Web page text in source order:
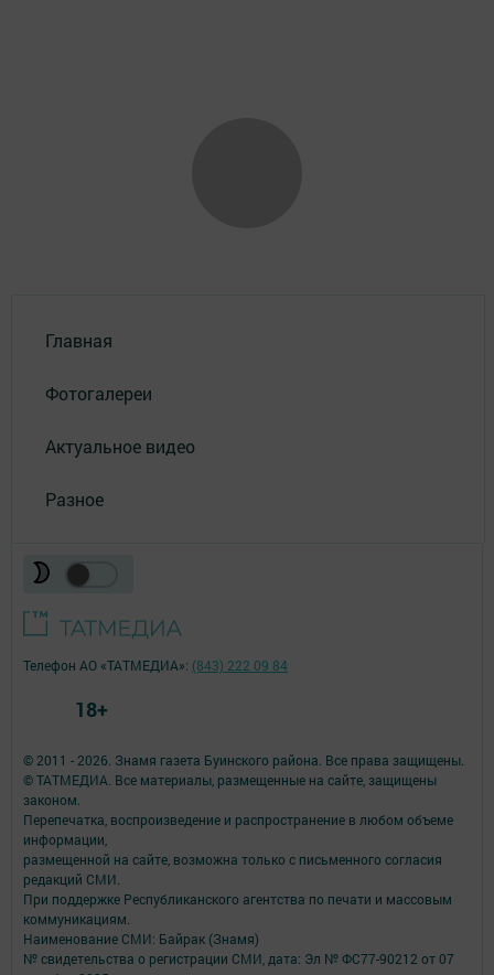
Главная
Фотогалереи
Актуальное видео
Разное
© 2011 - 2026. Знамя газета Буинского района. Все права защищены.
© ТАТМЕДИА. Все материалы, размещенные на сайте, защищены
законом.
Перепечатка, воспроизведение и распространение в любом объеме
информации,
размещенной на сайте, возможна только с письменного согласия
редакций СМИ.
При поддержке Республиканского агентства по печати и массовым
коммуникациям.
Наименование СМИ: Байрак (Знамя)
№ свидетельства о регистрации СМИ, дата: Эл № ФС77-90212 от 07
Телефон АО «ТАТМЕДИА»: (843) 222 09 84
18+